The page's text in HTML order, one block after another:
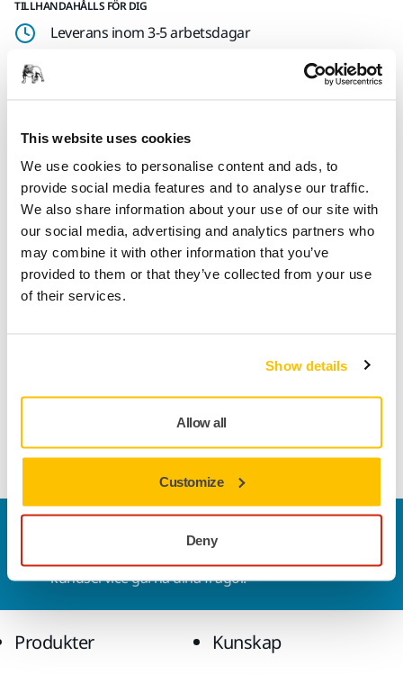
This website uses cookies
We use cookies to personalise content and ads, to
provide social media features and to analyse our traffic.
We also share information about your use of our site with
our social media, advertising and analytics partners who
may combine it with other information that you’ve
provided to them or that they’ve collected from your use
of their services.
Show details
Allow all
Customize
Deny
TILLHANDAHÅLLS FÖR DIG
Leverans inom 3-5 arbetsdagar
Produktinformation
Teknisk specifikation
77 mm, 125 mm Mirka® RP 300NV / AOS Mirka® CEROS
150mm & 200mm Polishing machines Suitable for the Work
Station for DE 1230/1242. Is to be hooked on to the
perforated panel.
kundservice gärna dina frågor.
Produkter Kunskap